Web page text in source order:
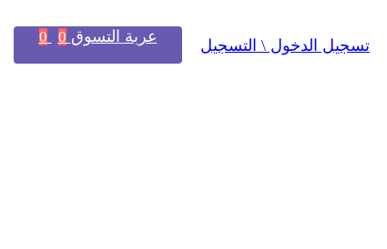
تسجيل الدخول \ التسجيل عربة التسوق 0
0